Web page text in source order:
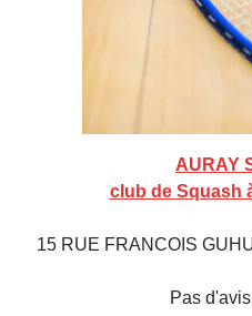
AURAY
club de Squash
15 RUE FRANCOIS
Pas